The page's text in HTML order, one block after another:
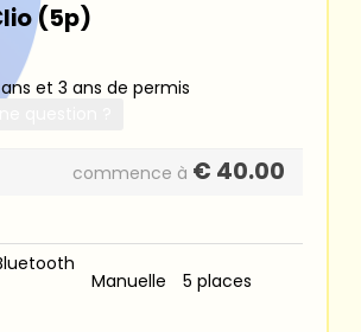
(5p)
et 3 ans de permis
commence à € 40.00
Manuelle
5 places